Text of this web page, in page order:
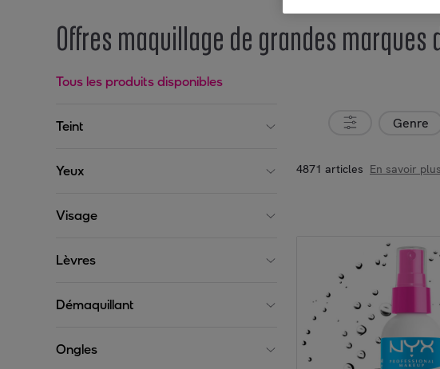
Offres maquillage de grandes
Tous les produits disponibles
Teint
Yeux
Visage
Lèvres
Démaquillant
Ongles
Genre
4871 articles En savoir plus